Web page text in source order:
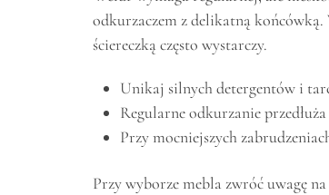
odkurzaczem z delikatną
ściereczką często wystarczy.
Unikaj silnych detergentów i
Regularne odkurzanie
Przy mocniejszych
Przy wyborze mebla zwróć uwagę